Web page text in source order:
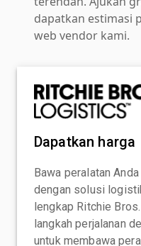
dapatkan estimasi
web vendor kami.
Dapatkan harga
Bawa peralatan
dengan solusi
lengkap Ritchie
langkah perjalanan
untuk membawa